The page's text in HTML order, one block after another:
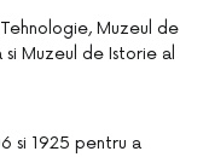
Muzeul de
Muzeul de Istorie al
si 1925 pentru a